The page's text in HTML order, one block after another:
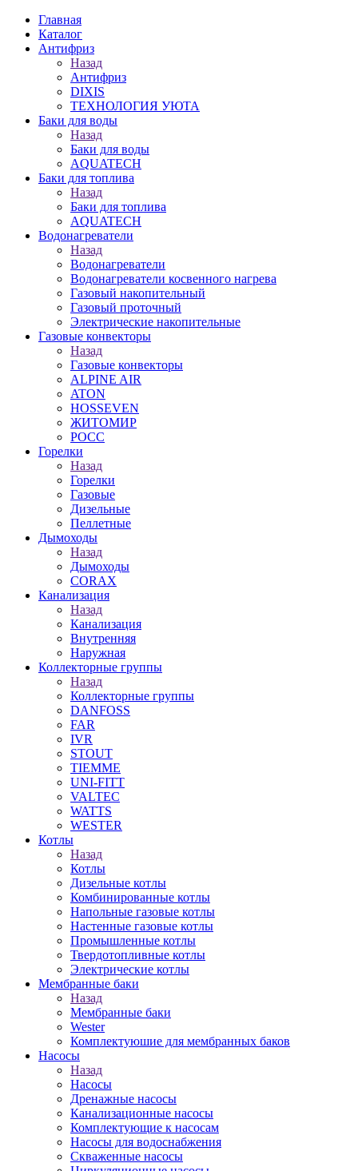
Главная
Каталог
Антифриз
Назад
Антифриз
DIXIS
ТЕХНОЛОГИЯ УЮТА
Баки для воды
Назад
Баки для воды
AQUATECH
Баки для топлива
Назад
Баки для топлива
AQUATECH
Водонагреватели
Назад
Водонагреватели
Водонагреватели косвенного нагрева
Газовый накопительный
Газовый проточный
Электрические накопительные
Газовые конвекторы
Назад
Газовые конвекторы
ALPINE AIR
ATON
HOSSEVEN
ЖИТОМИР
РОСС
Горелки
Назад
Горелки
Газовые
Дизельные
Пеллетные
Дымоходы
Назад
Дымоходы
CORAX
Канализация
Назад
Канализация
Внутренняя
Наружная
Коллекторные группы
Назад
Коллекторные группы
DANFOSS
FAR
IVR
STOUT
TIEMME
UNI-FITT
VALTEC
WATTS
WESTER
Котлы
Назад
Котлы
Дизельные котлы
Комбинированные котлы
Напольные газовые котлы
Настенные газовые котлы
Промышленные котлы
Твердотопливные котлы
Электрические котлы
Мембранные баки
Назад
Мембранные баки
Wester
Комплектуюшие для мембранных баков
Насосы
Назад
Насосы
Дренажные насосы
Канализационные насосы
Комплектующие к насосам
Насосы для водоснабжения
Скваженные насосы